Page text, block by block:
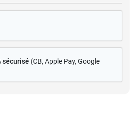
sécurisé (CB, Apple Pay, Google